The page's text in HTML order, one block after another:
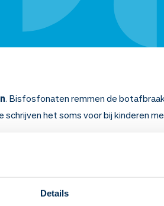
Details
. Bisfosfonaten remmen de
schrijven het soms voor bij kinderen
en maakt ze steviger.
grote kans loopt op botontkalking.